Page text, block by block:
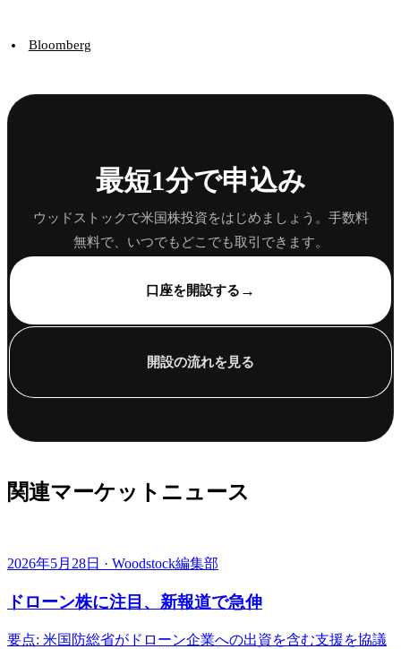
Bloomberg
最短1分で申込み
ウッドストックで米国株投資をはじめましょう。手数料
無料で、いつでもどこでも取引できます。
口座を開設する →
開設の流れを見る
関連マーケットニュース
2026年5月28日 · Woodstock編集部
ドローン株に注目、新報道で急伸
要点: 米国防総省がドローン企業への出資を含む支援を協議